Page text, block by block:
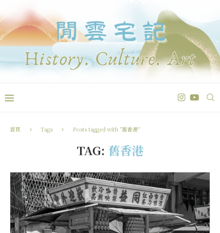
首頁 Tags Posts tagged with "舊香港"
TAG: 舊香港